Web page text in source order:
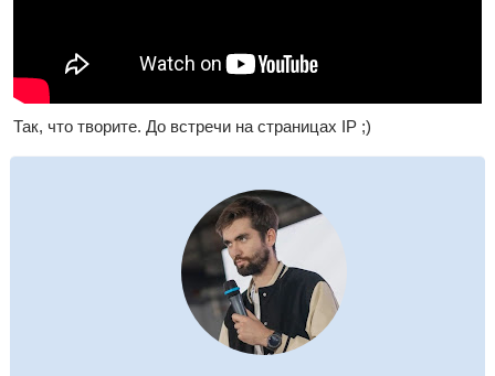
Так, что творите. До встречи на страницах IP ;)